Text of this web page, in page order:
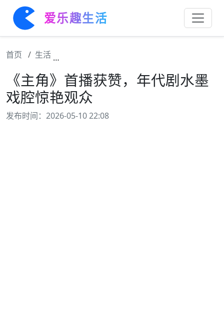
爱乐趣生活
首页 生活
《主角》首播获赞，年代剧水墨
戏腔惊艳观众
发布时间：2026-05-10 22:08